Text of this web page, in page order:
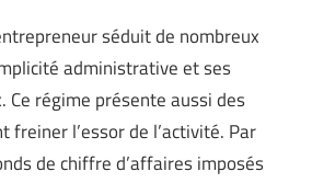
séduit de nombreux
administrative et ses
Ce régime présente aussi des
freiner l’essor de l’activité. Par
de chiffre d’affaires imposés